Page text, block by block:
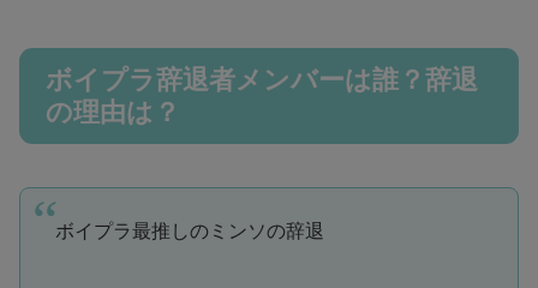
ボイプラ辞退者メンバーは誰？辞退
の理由は？
ボイプラ最推しのミンソの辞退